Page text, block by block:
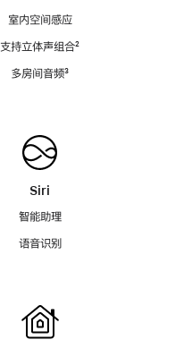
室内空间感应
支持立体声组合脚
²
多房间音频脚
³
Siri
智能助理
语音识别